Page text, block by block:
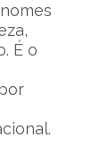
É o